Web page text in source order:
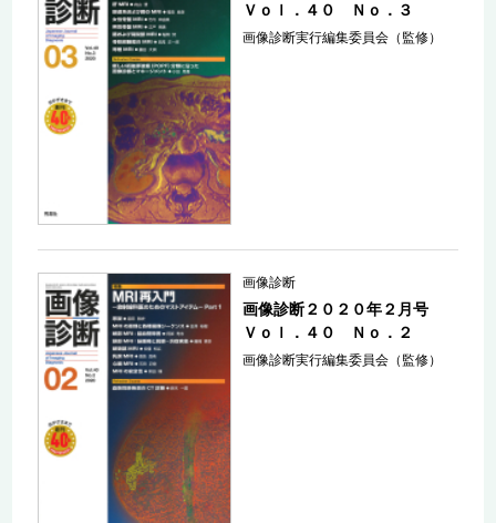
Ｖｏｌ．４０ Ｎｏ．３
画像診断実行編集委員会（監修）
画像診断
画像診断２０２０年２月号
Ｖｏｌ．４０ Ｎｏ．２
画像診断実行編集委員会（監修）